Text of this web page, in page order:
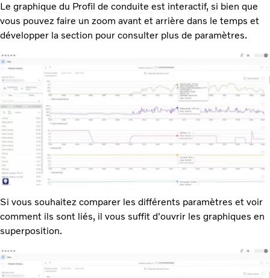
Le graphique du Profil de conduite est interactif, si bien que
vous pouvez faire un zoom avant et arrière dans le temps et
développer la section pour consulter plus de paramètres.
Si vous souhaitez comparer les différents paramètres et voir
comment ils sont liés, il vous suffit d'ouvrir les graphiques en
superposition.